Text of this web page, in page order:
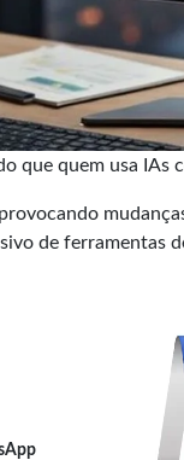
que quem usa IAs
de ferramentas